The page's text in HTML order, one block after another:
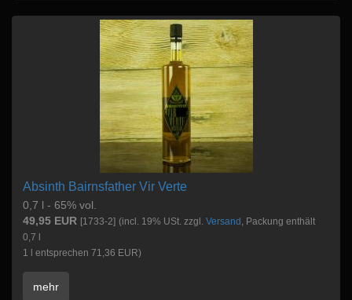
Absinth Bairnsfather Vir Verte
0,7 l - 65% vol.
49,95 EUR [1733-2] (incl. 19% USt. zzgl. Versand , Packung enthält
0,7 l
1 l entsprechen 71,36 EUR)
mehr